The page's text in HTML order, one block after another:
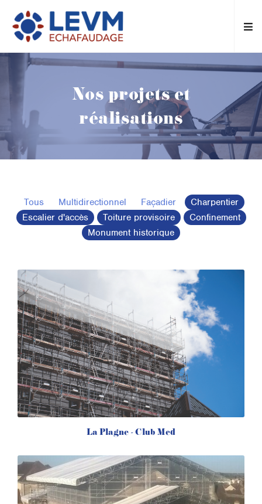
Nos projets et
réalisations
Tous Multidirectionnel Façadier
Charpentier
Escalier d'accès
Toiture provisoire
Confinement
Monument historique
La Plagne - Club Med